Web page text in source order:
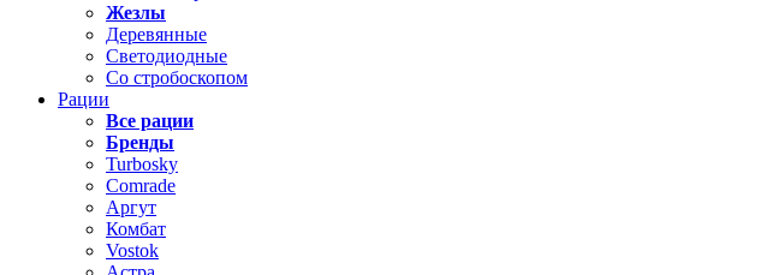
Жезлы
Деревянные
Светодиодные
Со стробоскопом
Рации
Все рации
Бренды
Turbosky
Comrade
Аргут
Комбат
Vostok